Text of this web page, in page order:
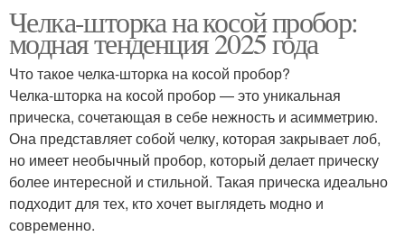
Челка-шторка на косой пробор:
модная тенденция 2025 года
Что такое челка-шторка на косой пробор?
Челка-шторка на косой пробор — это уникальная
прическа, сочетающая в себе нежность и асимметрию.
Она представляет собой челку, которая закрывает лоб,
но имеет необычный пробор, который делает прическу
более интересной и стильной. Такая прическа идеально
подходит для тех, кто хочет выглядеть модно и
современно.